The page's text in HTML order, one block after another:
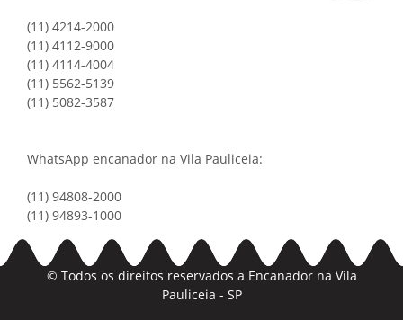
(11) 4214-2000
(11) 4112-9000
(11) 4114-4004
(11) 5562-5139
(11) 5082-3587
WhatsApp encanador na Vila Pauliceia:
(11) 94808-2000
(11) 94893-1000
© Todos os direitos reservados a Encanador na Vila
Pauliceia - SP